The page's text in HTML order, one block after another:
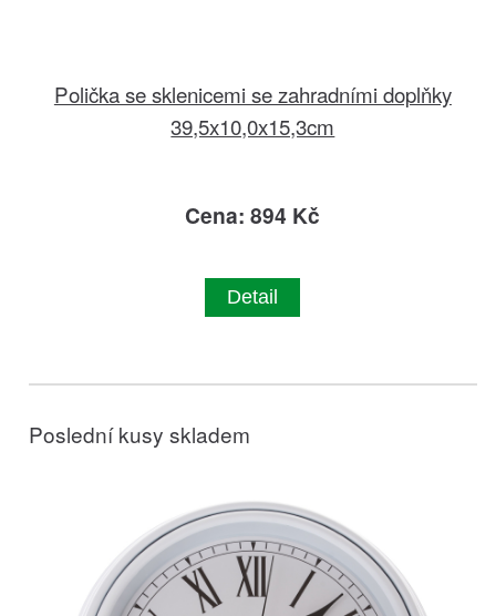
Polička se sklenicemi se zahradními doplňky
39,5x10,0x15,3cm
Cena: 894 Kč
Detail
Poslední kusy skladem